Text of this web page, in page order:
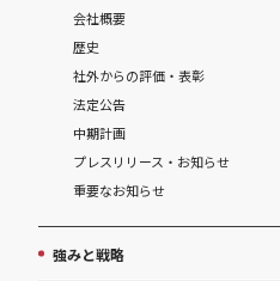
会社概要
歴史
社外からの評価・表彰
法定公告
中期計画
プレスリリース・お知らせ
重要なお知らせ
強みと戦略